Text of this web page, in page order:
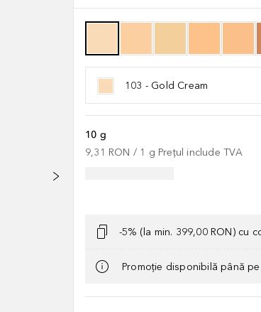
103 - Gold Cream
10 g
9,31 RON / 1 g Prețul include TVA
-5% (la min. 399,00 RON) cu
Promoție disponibilă până